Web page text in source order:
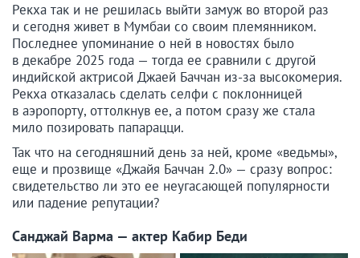
Рекха так и не решилась выйти замуж во второй раз
и сегодня живет в Мумбаи со своим племянником.
Последнее упоминание о ней в новостях было
в декабре 2025 года — тогда ее сравнили с другой
индийской актрисой Джаей Баччан из-за высокомерия.
Рекха отказалась сделать селфи с поклонницей
в аэропорту, оттолкнув ее, а потом сразу же стала
мило позировать папарацци.
Так что на сегодняшний день за ней, кроме «ведьмы»,
еще и прозвище «Джайя Баччан 2.0» — сразу вопрос:
свидетельство ли это ее неугасающей популярности
или падение репутации?
Санджай Варма — актер Кабир Беди